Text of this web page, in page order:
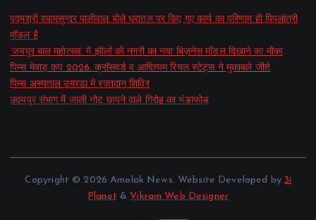
पद्मश्री श्यामसुन्दर पालीवाल बोले धरातल पर किए गए कार्य का परिणाम ही पिपलांत्री
मॉडल है
‘जयपुर बाल महोत्सव’ में झीलों की नगरी का नया बिज़नेस मॉडल दिखाने का मौका
पिम्स मेवाड़ कप 2026: क्रॉसवर्ड व आदित्यम रियल स्टेट्स ने मुकाबले जीते
पिम्स अस्पताल उमरडा में रक्तदान शिविर
उदयपुर संभाग में जाली नोट छापने वाले गिरोह का भंडाफोड़
Copyright © 2026 Amolak News. Website Developed by 3i
Planet & Vikram Web Designer